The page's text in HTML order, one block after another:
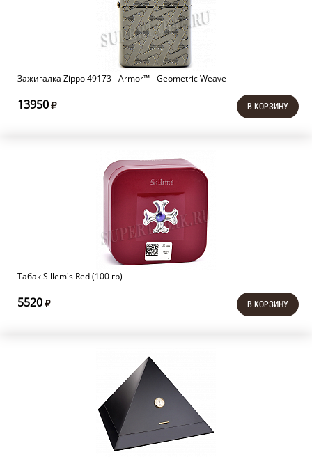
Зажигалка Zippo 49173 - Armor™ - Geometric Weave
13950 В КОРЗИНУ
Табак Sillem's Red (100 гр)
5520 В КОРЗИНУ